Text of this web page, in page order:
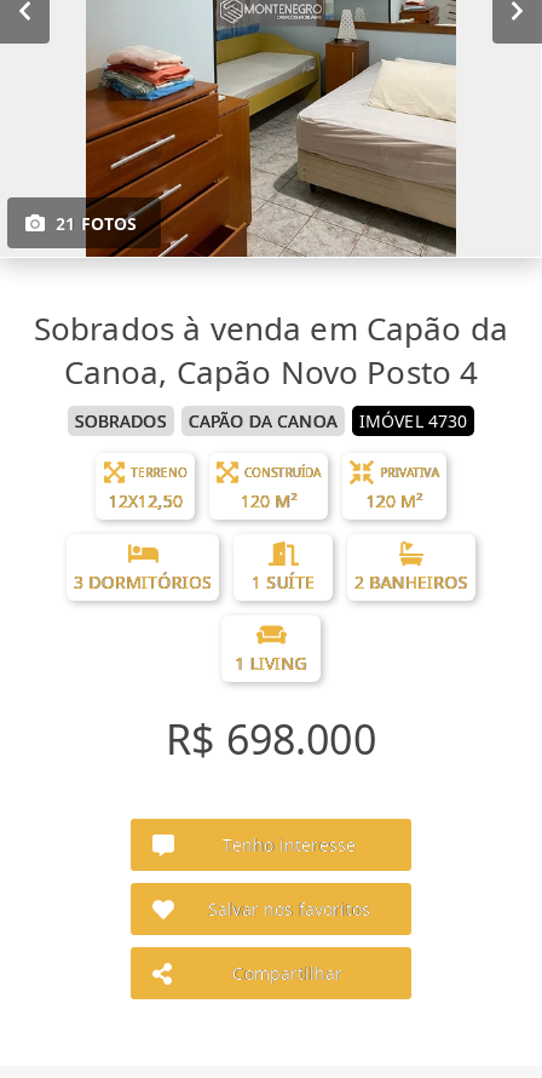
21 FOTOS
Sobrados à venda em Capão da
Canoa, Capão Novo Posto 4
SOBRADOS CAPÃO DA CANOA IMÓVEL 4730
TERRENO
12X12,50
CONSTRUÍDA
120 M²
PRIVATIVA
120 M²
3 DORMITÓRIOS 1 SUÍTE 2 BANHEIROS
1 LIVING
R$ 698.000
Tenho interesse
Salvar nos favoritos
Compartilhar